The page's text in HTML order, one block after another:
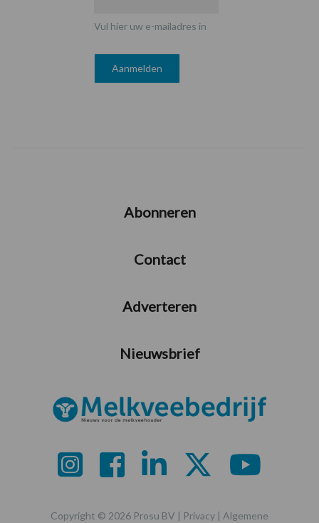
Vul hier uw e-mailadres in
Abonneren
Contact
Adverteren
Nieuwsbrief
Copyright © 2026 Prosu BV | Privacy | Algemene